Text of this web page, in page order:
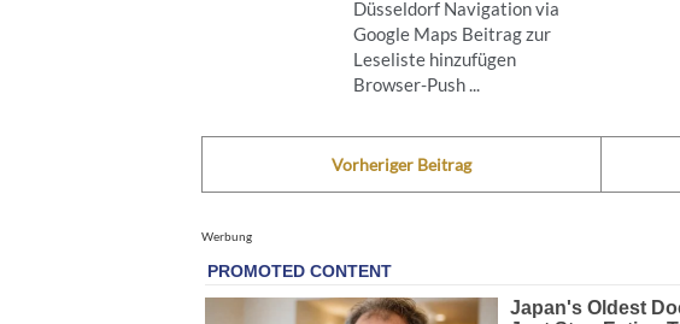
Düsseldorf Navigation via
Google Maps Beitrag zur
Leseliste hinzufügen
Browser-Push ...
Vorheriger Beitrag
Werbung